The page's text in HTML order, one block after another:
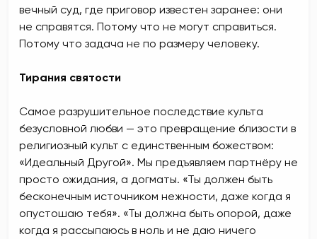
вечный суд, где приговор известен заранее: они
не справятся. Потому что не могут справиться.
Потому что задача не по размеру человеку.
Тирания святости
Самое разрушительное последствие культа
безусловной любви — это превращение близости в
религиозный культ с единственным божеством:
«Идеальный Другой». Мы предъявляем партнёру не
просто ожидания, а догматы. «Ты должен быть
бесконечным источником нежности, даже когда я
опустошаю тебя». «Ты должна быть опорой, даже
когда я рассыпаюсь в ноль и не даю ничего